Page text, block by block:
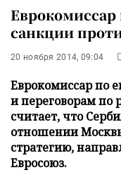
санкции
20 ноября 2014, 09:04
Еврокомиссар по
и переговорам
считает, что
отношении
стратегию,
Евросоюз.